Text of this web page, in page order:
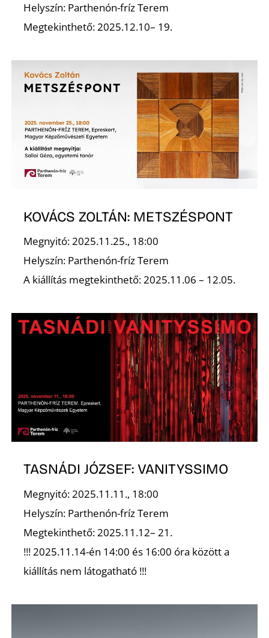
Helyszín: Parthenón-fríz Terem
Megtekinthető: 2025.12.10– 19.
KOVÁCS ZOLTÁN: METSZÉSPONT
Megnyitó: 2025.11.25., 18:00
Helyszín: Parthenón-fríz Terem
A kiállítás megtekinthető: 2025.11.06 – 12.05.
TASNÁDI JÓZSEF: VANITYSSIMO
Megnyitó: 2025.11.11., 18:00
Helyszín: Parthenón-fríz Terem
Megtekinthető: 2025.11.12– 21.
!!! 2025.11.14-én 14:00 és 16:00 óra között a
kiállítás nem látogatható !!!